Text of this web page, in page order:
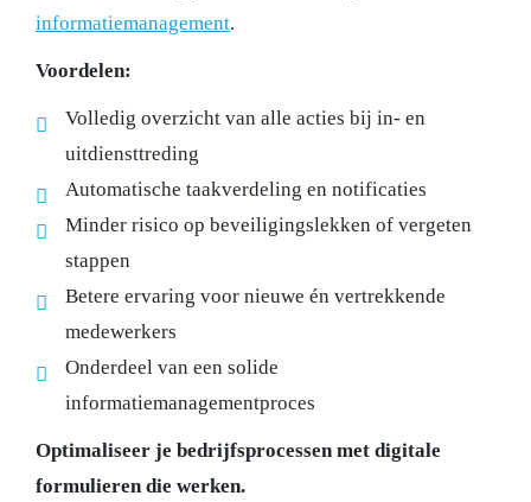
informatiemanagement.
Voordelen:
Volledig overzicht van alle acties bij in- en
uitdiensttreding
Automatische taakverdeling en notificaties
Minder risico op beveiligingslekken of vergeten
stappen
Betere ervaring voor nieuwe én vertrekkende
medewerkers
Onderdeel van een solide
informatiemanagementproces
Optimaliseer je bedrijfsprocessen met digitale
formulieren die werken.